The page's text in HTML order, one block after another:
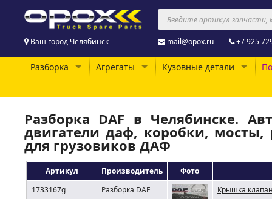
Ваш город Челябинск mail@opox.ru +7 925
Разборка Агрегаты Кузовные детали
Разборка DAF в Челябинске.
двигатели даф, коробки, мосты,
для грузовиков ДАФ
Артикул Производитель
Фото
1733167g
Разборка DAF
Крышка